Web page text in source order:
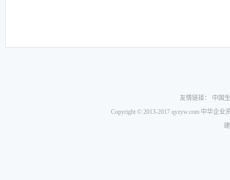
友情链接：
中国
Copyright © 2013-2017 qyzyw.com 中华企业